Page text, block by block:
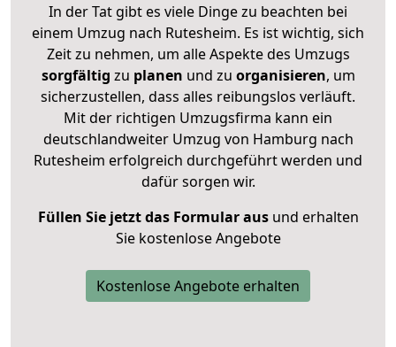
In der Tat gibt es viele Dinge zu beachten bei
einem Umzug nach Rutesheim. Es ist wichtig, sich
Zeit zu nehmen, um alle Aspekte des Umzugs
sorgfältig zu planen und zu organisieren, um
sicherzustellen, dass alles reibungslos verläuft.
Mit der richtigen Umzugsfirma kann ein
deutschlandweiter Umzug von Hamburg nach
Rutesheim erfolgreich durchgeführt werden und
dafür sorgen wir.
Füllen Sie jetzt das Formular ausund erhalten
Sie kostenlose Angebote
Kostenlose Angebote erhalten